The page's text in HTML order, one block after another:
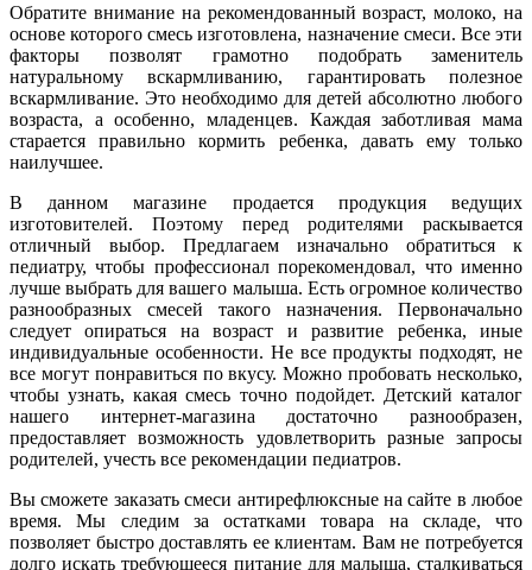
Обратите внимание на рекомендованный возраст, молоко, на
основе которого смесь изготовлена, назначение смеси. Все эти
факторы позволят грамотно подобрать заменитель
натуральному вскармливанию, гарантировать полезное
вскармливание. Это необходимо для детей абсолютно любого
возраста, а особенно, младенцев. Каждая заботливая мама
старается правильно кормить ребенка, давать ему только
наилучшее.
В данном магазине продается продукция ведущих
изготовителей. Поэтому перед родителями раскывается
отличный выбор. Предлагаем изначально обратиться к
педиатру, чтобы профессионал порекомендовал, что именно
лучше выбрать для вашего малыша. Есть огромное количество
разнообразных смесей такого назначения. Первоначально
следует опираться на возраст и развитие ребенка, иные
индивидуальные особенности. Не все продукты подходят, не
все могут понравиться по вкусу. Можно пробовать несколько,
чтобы узнать, какая смесь точно подойдет. Детский каталог
нашего интернет-магазина достаточно разнообразен,
предоставляет возможность удовлетворить разные запросы
родителей, учесть все рекомендации педиатров.
Вы сможете заказать смеси антирефлюксные на сайте в любое
время. Мы следим за остатками товара на складе, что
позволяет быстро доставлять ее клиентам. Вам не потребуется
долго искать требующееся питание для малыша, сталкиваться